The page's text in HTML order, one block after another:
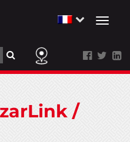
Toggle
/